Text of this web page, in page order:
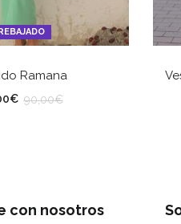
Ramana
€ 90,00€
con nosotros